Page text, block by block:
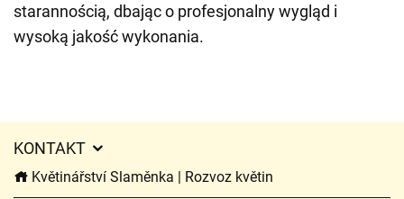
starannością, dbając o profesjonalny wygląd i
wysoką jakość wykonania.
KONTAKT
Květinářství Slaměnka | Rozvoz květin